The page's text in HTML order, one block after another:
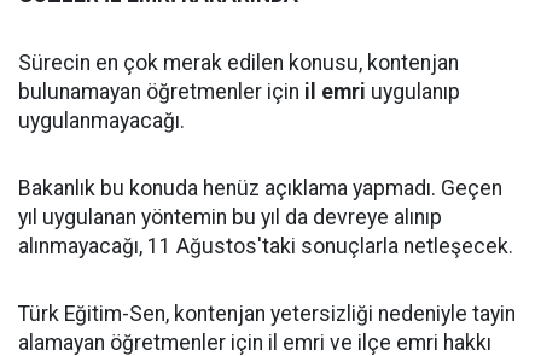
Sürecin en çok merak edilen konusu, kontenjan
bulunamayan öğretmenler için il emri uygulanıp
uygulanmayacağı.
Bakanlık bu konuda henüz açıklama yapmadı. Geçen
yıl uygulanan yöntemin bu yıl da devreye alınıp
alınmayacağı, 11 Ağustos'taki sonuçlarla netleşecek.
Türk Eğitim-Sen, kontenjan yetersizliği nedeniyle tayin
alamayan öğretmenler için il emri ve ilçe emri hakkı